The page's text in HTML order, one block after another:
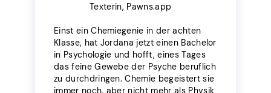
Texterin, Pawns.app
Einst ein Chemiegenie in der achten
Klasse, hat Jordana jetzt einen Bachelor
in Psychologie und hofft, eines Tages
das feine Gewebe der Psyche beruflich
zu durchdringen. Chemie begeistert sie
immer noch, aber nicht mehr als Physik